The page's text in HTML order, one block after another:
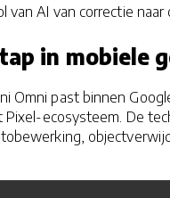
van AI van correctie naar
in mobiele
Omni past binnen
ecosysteem. De